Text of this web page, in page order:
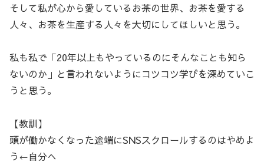
そして私が心から愛しているお茶の世界、お茶を愛する
人々、お茶を生産する人々を大切にしてほしいと思う。
私も私で「20年以上もやっているのにそんなことも知ら
ないのか」と言われないようにコツコツ学びを深めていこ
うと思う。
【教訓】
頭が働かなくなった途端にSNSスクロールするのはやめよ
う←自分へ